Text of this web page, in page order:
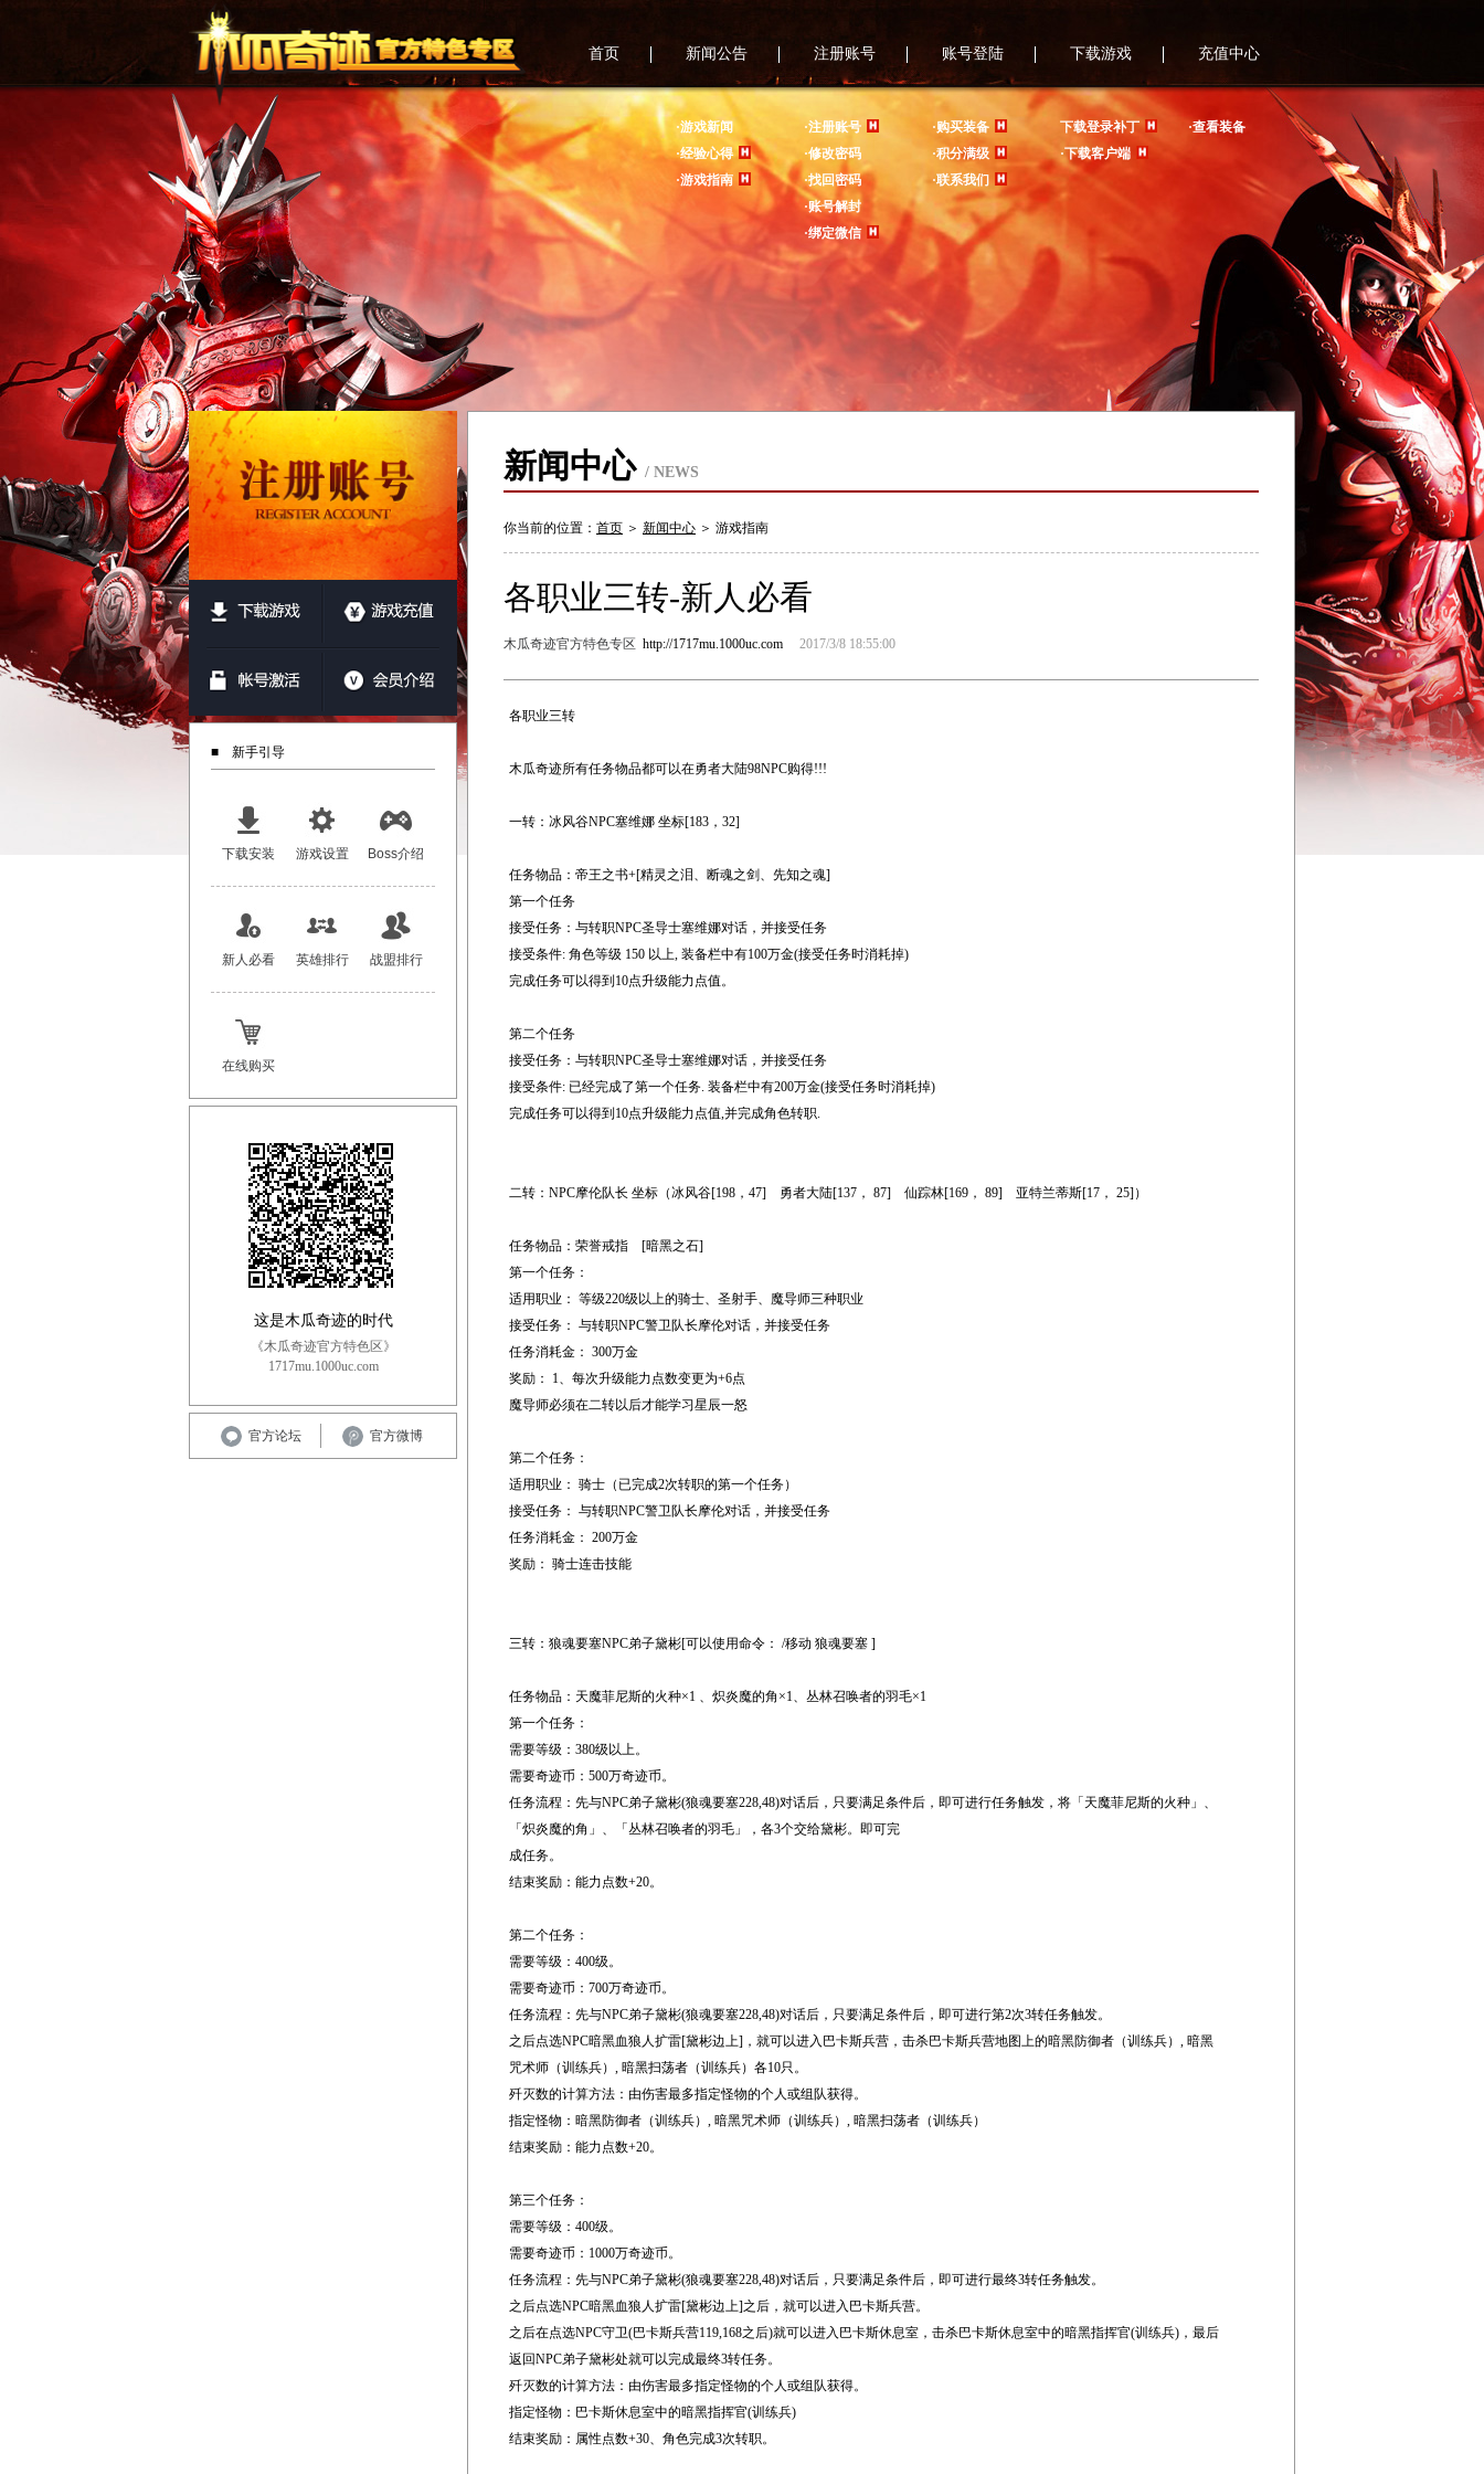
首页 新闻公告 注册账号 账号登陆 下载游戏 充值中心
·游戏新闻
·经验心得
·游戏指南
·注册账号
·修改密码
·找回密码
·账号解封
·绑定微信
·购买装备
·积分满级
·联系我们
下载登录补丁
·下载客户端
·查看装备
■ 新手引导
下载安装 游戏设置 Boss介绍
新人必看 英雄排行 战盟排行
在线购买
这是木瓜奇迹的时代
《木瓜奇迹官方特色区》
1717mu.1000uc.com
官方论坛 官方微博
新闻中心 / NEWS
你当前的位置： 首页 ＞ 新闻中心 ＞ 游戏指南
各职业三转-新人必看
木瓜奇迹官方特色专区 http://1717mu.1000uc.com 2017/3/8 18:55:00
各职业三转
木瓜奇迹所有任务物品都可以在勇者大陆98NPC购得!!!
一转：冰风谷NPC塞维娜 坐标[183，32]
任务物品：帝王之书+[精灵之泪、断魂之剑、先知之魂]
第一个任务
接受任务：与转职NPC圣导士塞维娜对话，并接受任务
接受条件: 角色等级 150 以上, 装备栏中有100万金(接受任务时消耗掉)
完成任务可以得到10点升级能力点值。
第二个任务
接受任务：与转职NPC圣导士塞维娜对话，并接受任务
接受条件: 已经完成了第一个任务. 装备栏中有200万金(接受任务时消耗掉)
完成任务可以得到10点升级能力点值,并完成角色转职.
二转：NPC摩伦队长 坐标（冰风谷[198，47] 勇者大陆[137， 87] 仙踪林[169， 89] 亚特兰蒂斯[17， 25]）
任务物品：荣誉戒指 [暗黑之石]
第一个任务：
适用职业： 等级220级以上的骑士、圣射手、魔导师三种职业
接受任务： 与转职NPC警卫队长摩伦对话，并接受任务
任务消耗金： 300万金
奖励： 1、每次升级能力点数变更为+6点
魔导师必须在二转以后才能学习星辰一怒
第二个任务：
适用职业： 骑士（已完成2次转职的第一个任务）
接受任务： 与转职NPC警卫队长摩伦对话，并接受任务
任务消耗金： 200万金
奖励： 骑士连击技能
三转：狼魂要塞NPC弟子黛彬[可以使用命令： /移动 狼魂要塞 ]
任务物品：天魔菲尼斯的火种×1 、炽炎魔的角×1、丛林召唤者的羽毛×1
第一个任务：
需要等级：380级以上。
需要奇迹币：500万奇迹币。
任务流程：先与NPC弟子黛彬(狼魂要塞228,48)对话后，只要满足条件后，即可进行任务触发，将「天魔菲尼斯的火种」、
「炽炎魔的角」、「丛林召唤者的羽毛」，各3个交给黛彬。即可完
成任务。
结束奖励：能力点数+20。
第二个任务：
需要等级：400级。
需要奇迹币：700万奇迹币。
任务流程：先与NPC弟子黛彬(狼魂要塞228,48)对话后，只要满足条件后，即可进行第2次3转任务触发。
之后点选NPC暗黑血狼人扩雷[黛彬边上]，就可以进入巴卡斯兵营，击杀巴卡斯兵营地图上的暗黑防御者（训练兵）, 暗黑
咒术师（训练兵）, 暗黑扫荡者（训练兵）各10只。
歼灭数的计算方法：由伤害最多指定怪物的个人或组队获得。
指定怪物：暗黑防御者（训练兵）, 暗黑咒术师（训练兵）, 暗黑扫荡者（训练兵）
结束奖励：能力点数+20。
第三个任务：
需要等级：400级。
需要奇迹币：1000万奇迹币。
任务流程：先与NPC弟子黛彬(狼魂要塞228,48)对话后，只要满足条件后，即可进行最终3转任务触发。
之后点选NPC暗黑血狼人扩雷[黛彬边上]之后，就可以进入巴卡斯兵营。
之后在点选NPC守卫(巴卡斯兵营119,168之后)就可以进入巴卡斯休息室，击杀巴卡斯休息室中的暗黑指挥官(训练兵)，最后
返回NPC弟子黛彬处就可以完成最终3转任务。
歼灭数的计算方法：由伤害最多指定怪物的个人或组队获得。
指定怪物：巴卡斯休息室中的暗黑指挥官(训练兵)
结束奖励：属性点数+30、角色完成3次转职。